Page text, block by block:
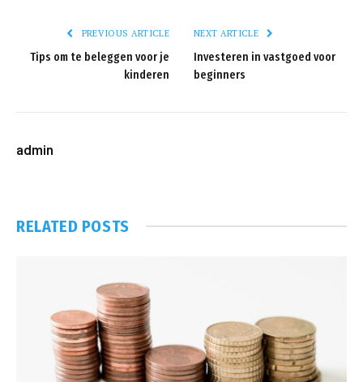
PREVIOUS ARTICLE
Tips om te beleggen voor je
kinderen
NEXT ARTICLE
Investeren in vastgoed voor
beginners
admin
RELATED POSTS